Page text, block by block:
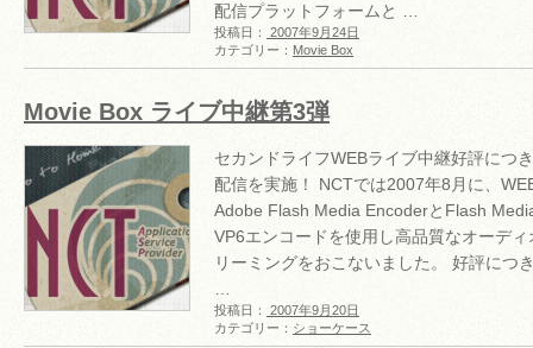
配信プラットフォームと …
投稿日：
2007年9月24日
カテゴリー： Movie Box
Movie Box ライブ中継第3弾
セカンドライフWEBライブ中継好評につ
配信を実施！ NCTでは2007年8月に、
Adobe Flash Media EncoderとFlash
VP6エンコードを使用し高品質なオーデ
リーミングをおこないました。 好評につ
投稿日：
2007年9月20日
カテゴリー： ショーケース